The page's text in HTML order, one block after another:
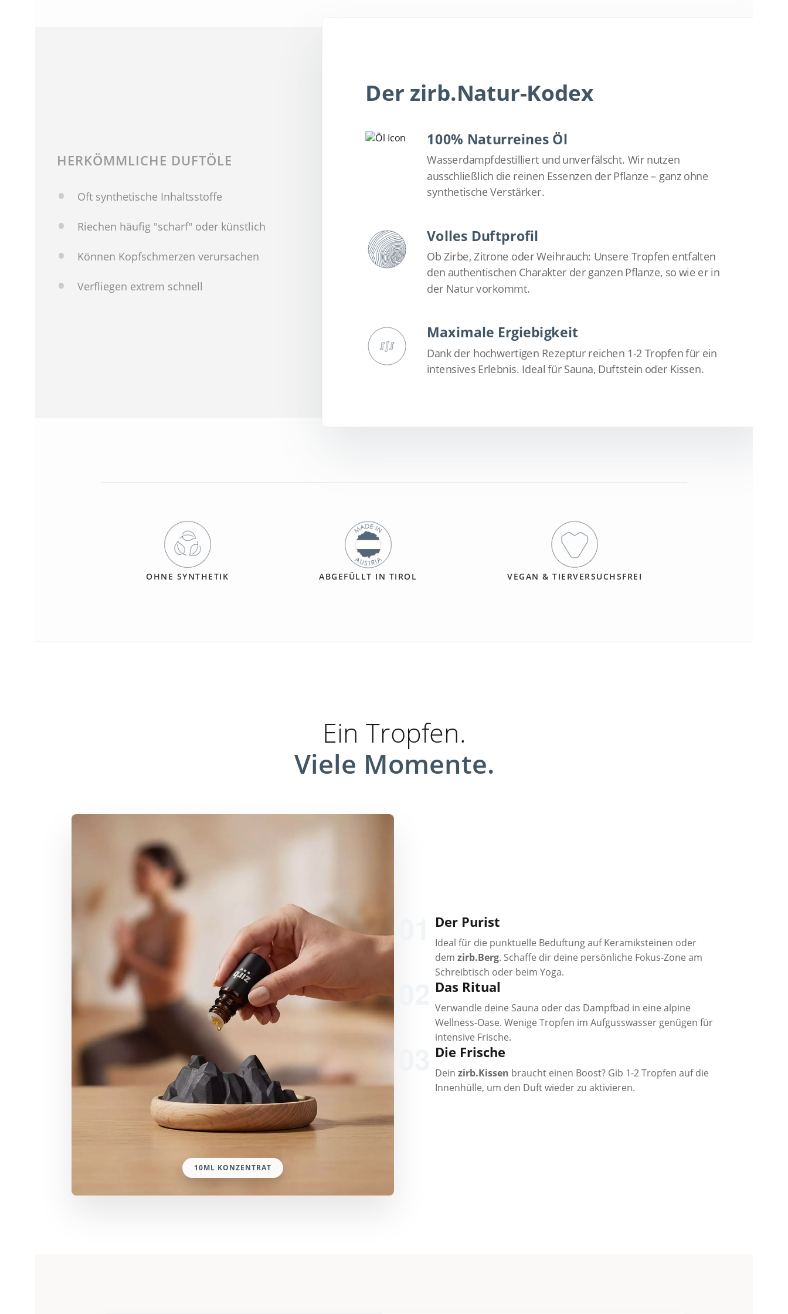
HERKÖMMLICHE DUFTÖLE
Oft synthetische Inhaltsstoffe
Riechen häufig "scharf" oder künstlich
Können Kopfschmerzen verursachen
Verfliegen extrem schnell
Der zirb.Natur-Kodex
100% Naturreines Öl
Wasserdampfdestilliert und unverfälscht. Wir nutzen
ausschließlich die reinen Essenzen der Pflanze – ganz ohne
synthetische Verstärker.
Volles Duftprofil
Ob Zirbe, Zitrone oder Weihrauch: Unsere Tropfen entfalten
den authentischen Charakter der ganzen Pflanze, so wie er in
der Natur vorkommt.
Maximale Ergiebigkeit
Dank der hochwertigen Rezeptur reichen 1-2 Tropfen für ein
intensives Erlebnis. Ideal für Sauna, Duftstein oder Kissen.
OHNE SYNTHETIK ABGEFÜLLT IN TIROL VEGAN & TIERVERSUCHSFREI
Ein Tropfen.
Viele Momente.
10ML KONZENTRAT
Der Purist
Ideal für die punktuelle Beduftung auf Keramiksteinen oder
dem zirb.Berg. Schaffe dir deine persönliche Fokus-Zone am
Schreibtisch oder beim Yoga.
Das Ritual
Verwandle deine Sauna oder das Dampfbad in eine alpine
Wellness-Oase. Wenige Tropfen im Aufgusswasser genügen für
intensive Frische.
Die Frische
Dein zirb.Kissen braucht einen Boost? Gib 1-2 Tropfen auf die
Innenhülle, um den Duft wieder zu aktivieren.